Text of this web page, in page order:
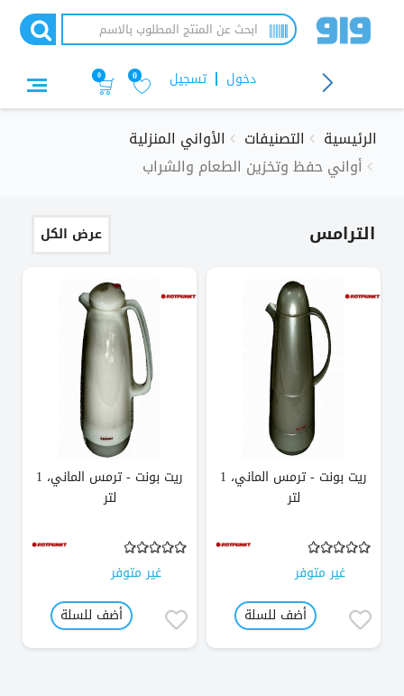
تسجيل دخول 0
0
الرئيسية التصنيفات
الأواني المنزلية
أواني حفظ وتخزين الطعام والشراب
الترامس
ريت بونت - ترمس الماني، 1
لتر
غير متوفر
أضف للسلة
ريت بونت - ترمس الماني، 1
لتر
غير متوفر
أضف للسلة
عرض الكل